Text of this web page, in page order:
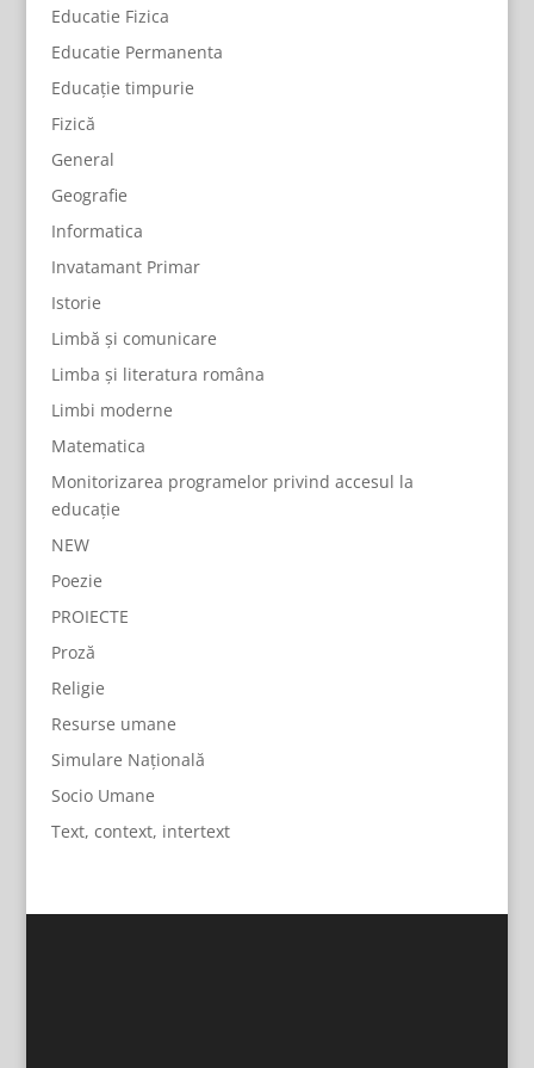
Educatie Fizica
Educatie Permanenta
Educație timpurie
Fizică
General
Geografie
Informatica
Invatamant Primar
Istorie
Limbă și comunicare
Limba și literatura româna
Limbi moderne
Matematica
Monitorizarea programelor privind accesul la
educație
NEW
Poezie
PROIECTE
Proză
Religie
Resurse umane
Simulare Națională
Socio Umane
Text, context, intertext